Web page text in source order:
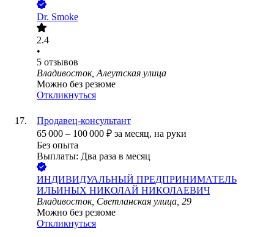
Dr. Smoke
2.4
•
5 отзывов
Владивосток, Алеутская улица
Можно без резюме
Откликнуться
Продавец-консультант
65 000 – 100 000 ₽ за месяц, на руки
Без опыта
Выплаты: Два раза в месяц
ИНДИВИДУАЛЬНЫЙ ПРЕДПРИНИМАТЕЛЬ
ИЛЬИНЫХ НИКОЛАЙ НИКОЛАЕВИЧ
Владивосток, Светланская улица, 29
Можно без резюме
Откликнуться